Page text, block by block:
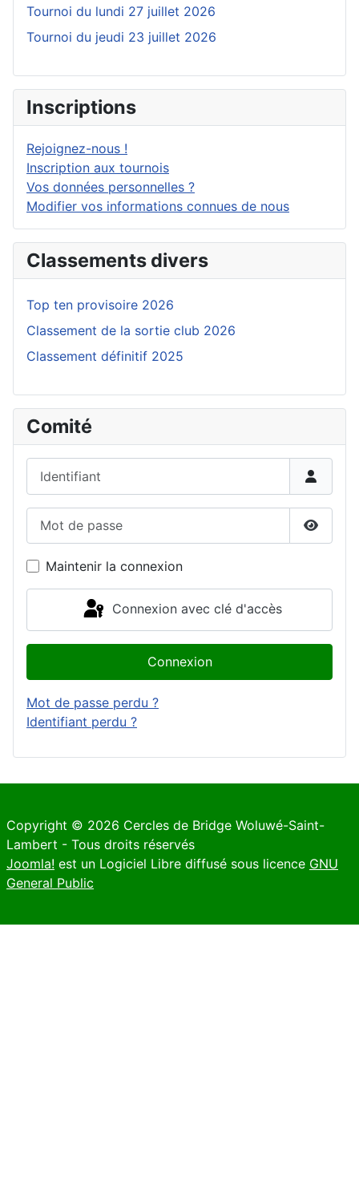
Tournoi du lundi 27 juillet 2026
Tournoi du jeudi 23 juillet 2026
Inscriptions
Rejoignez-nous !
Inscription aux tournois
Vos données personnelles ?
Modifier vos informations connues de nous
Classements divers
Top ten provisoire 2026
Classement de la sortie club 2026
Classement définitif 2025
Comité
Maintenir la connexion
Connexion avec clé d'accès
Connexion
Mot de passe perdu ?
Identifiant perdu ?
Copyright © 2026 Cercles de Bridge Woluwé-Saint-
Lambert - Tous droits réservés
Joomla! est un Logiciel Libre diffusé sous licence GNU
General Public